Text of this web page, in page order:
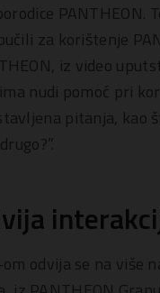
za korištenje
iz video
nudi pomoć pri
pitanja, kao
odvija se na više